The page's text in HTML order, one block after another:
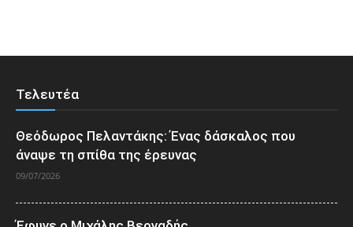
Τελευτέα
Θεόδωρος Πελαντάκης: Ένας δάσκαλος που
άναψε τη σπίθα της έρευνας
09/07/2026